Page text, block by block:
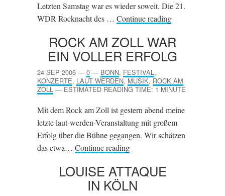
Letzten Samstag war es wieder soweit. Die 21.
WDR Rocknacht des … Continue reading
ROCK AM ZOLL WAR
EIN VOLLER ERFOLG
24 SEP 2006 — 0 — BONN, FESTIVAL,
KONZERTE, LAUT WERDEN,MUSIK,ROCK AM
ZOLL —ESTIMATED READING TIME: 1 MINUTE
Mit dem Rock am Zoll ist gestern abend meine
letzte laut-werden-Veranstaltung mit großem
Erfolg über die Bühne gegangen. Wir schätzen
das etwa… Continue reading
LOUISE ATTAQUE
IN KÖLN